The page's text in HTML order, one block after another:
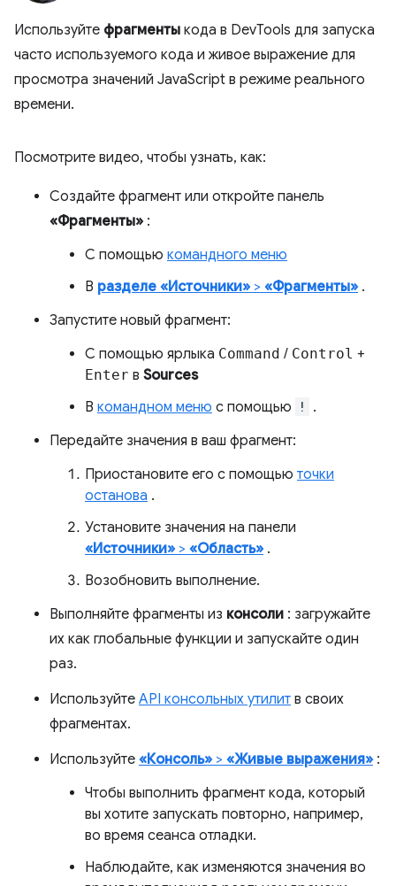
Используйте фрагменты кода в DevTools для запуска
часто используемого кода и живое выражение для
просмотра значений JavaScript в режиме реального
времени.
Посмотрите видео, чтобы узнать, как:
Создайте фрагмент или откройте панель
«Фрагменты» :
С помощью командного меню
В разделе «Источники» > «Фрагменты» .
Запустите новый фрагмент:
С помощью ярлыка Command / Control +
Enter в Sources
В командном меню с помощью !
.
Передайте значения в ваш фрагмент:
Приостановите его с помощью точки
останова .
Установите значения на панели
«Источники» > «Область» .
Возобновить выполнение.
Выполняйте фрагменты из консоли : загружайте
их как глобальные функции и запускайте один
раз.
Используйте API консольных утилит в своих
фрагментах.
Используйте «Консоль» > «Живые выражения» :
Чтобы выполнить фрагмент кода, который
вы хотите запускать повторно, например,
во время сеанса отладки.
Наблюдайте, как изменяются значения во